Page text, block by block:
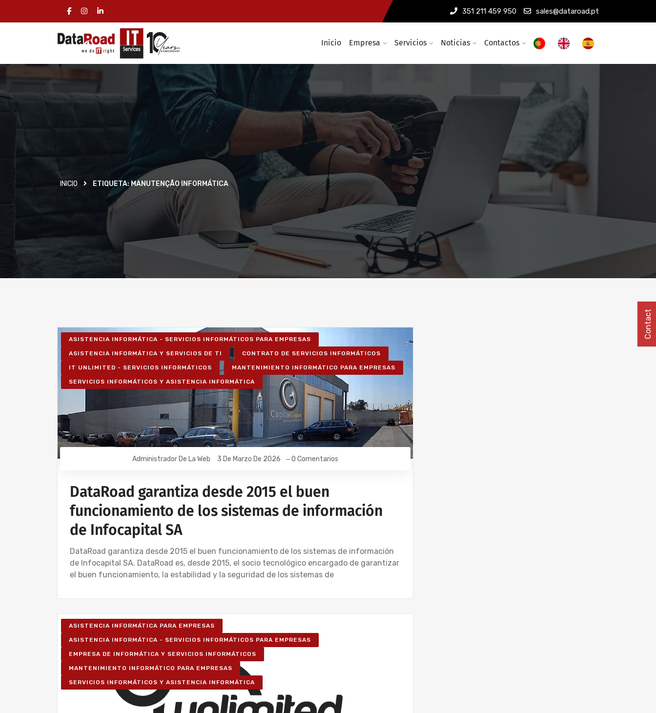
351 211 459 950 sales@dataroad.pt
Inicio Empresa Servicios Noticias Contactos
INICIO ETIQUETA: MANUTENÇÃO INFORMÁTICA
ASISTENCIA INFORMÁTICA - SERVICIOS INFORMÁTICOS PARA EMPRESAS
ASISTENCIA INFORMÁTICA Y SERVICIOS DE TI CONTRATO DE SERVICIOS INFORMÁTICOS
IT UNLIMITED - SERVICIOS INFORMÁTICOS MANTENIMIENTO INFORMÁTICO PARA EMPRESAS
SERVICIOS INFORMÁTICOS Y ASISTENCIA INFORMÁTICA
Administrador De La Web 3 De Marzo De 2026 0 Comentarios
DataRoad garantiza desde 2015 el buen
funcionamiento de los sistemas de información
de Infocapital SA
DataRoad garantiza desde 2015 el buen funcionamiento de los sistemas de información
de Infocapital SA. DataRoad es, desde 2015, el socio tecnológico encargado de garantizar
el buen funcionamiento, la estabilidad y la seguridad de los sistemas de
ASISTENCIA INFORMÁTICA PARA EMPRESAS
ASISTENCIA INFORMÁTICA - SERVICIOS INFORMÁTICOS PARA EMPRESAS
EMPRESA DE INFORMÁTICA Y SERVICIOS INFORMÁTICOS
MANTENIMIENTO INFORMÁTICO PARA EMPRESAS
SERVICIOS INFORMÁTICOS Y ASISTENCIA INFORMÁTICA
Contact